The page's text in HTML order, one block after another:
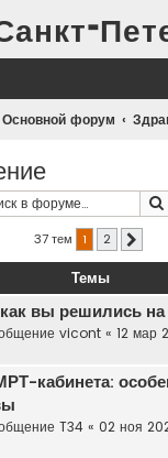
Основной форум
37 тем 1 2
Темы
вы решились на
vicont « 12 мар
кабинета:
T34 « 02 ноя